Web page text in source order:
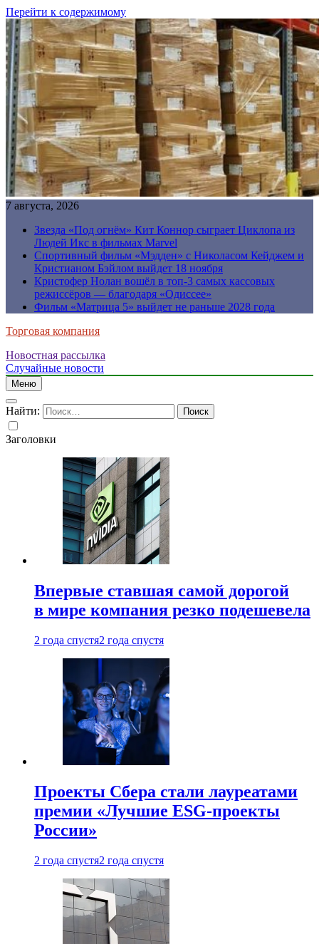
Перейти к содержимому
7 августа, 2026
Звезда «Под огнём» Кит Коннор сыграет Циклопа из
Людей Икс в фильмах Marvel
Спортивный фильм «Мэдден» с Николасом Кейджем и
Кристианом Бэйлом выйдет 18 ноября
Кристофер Нолан вошёл в топ-3 самых кассовых
режиссёров — благодаря «Одиссее»
Фильм «Матрица 5» выйдет не раньше 2028 года
Торговая компания
Новостная рассылка
Случайные новости
Меню
Найти:
Заголовки
Впервые ставшая самой дорогой
в мире компания резко подешевела
2 года спустя2 года спустя
Проекты Сбера стали лауреатами
премии «Лучшие ESG-проекты
России»
2 года спустя2 года спустя